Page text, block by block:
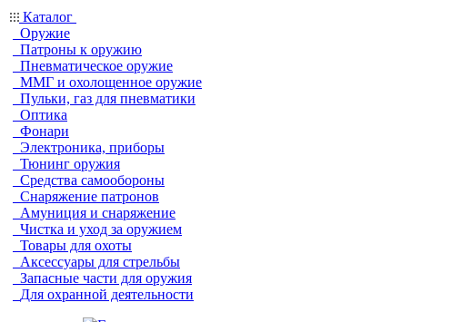
Каталог
Оружие
Патроны к оружию
Пневматическое оружие
ММГ и охолощенное оружие
Пульки, газ для пневматики
Оптика
Фонари
Электроника, приборы
Тюнинг оружия
Средства самообороны
Снаряжение патронов
Амуниция и снаряжение
Чистка и уход за оружием
Товары для охоты
Аксессуары для стрельбы
Запасные части для оружия
Для охранной деятельности